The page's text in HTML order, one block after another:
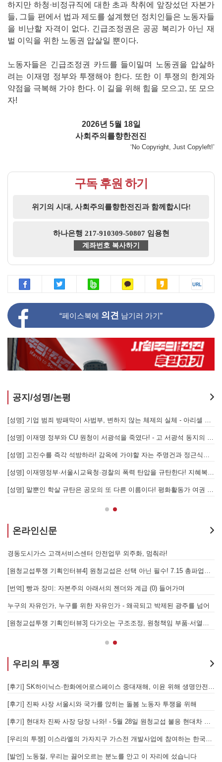
하지만 하청·비정규직에 대한 초과 착취에 앞장섰던 자본가
들, 그들 편에서 법과 제도를 설계했던 정치인들은 노동자들
을 비난할 자격이 없다. 긴급조정권은 공공 복리가 아닌 재
벌 이익을 위한 노동권 압살일 뿐이다.
노동자들은 긴급조정권 카드를 들이밀며 노동권을 압살하
려는 이재명 정부와 투쟁해야 한다. 또한 이 투쟁의 한계와
약점을 극복해 가야 한다. 이 길을 위해 힘을 모으고, 또 모으
자!
2026년 5월 18일
사회주의를향한전진
‘No Copyright, Just Copyleft!’
구독 후원 하기
위기의 시대, 사회주의를향한전진과 함께합시다!
하나은행 217-910309-50807 임용현
계좌번호 복사하기
“페이스북에 의견 남기러 가기”
공지/성명/논평
온라인신문
경동도시가스 고객서비스센터 안전업무 외주화, 멈춰라!
[번역] 빵과 장미: 자본주의 아래서의 젠더와 계급 (0) 들어가며
누구의 자유인가, 누구를 위한 자유인가 - 왜곡되고 박제된 광주를 넘어
우리의 투쟁
[후기] 진짜 사장 서울시와 국가를 앉히는 돌봄 노동자 투쟁을 위해
[발언] 노동절, 우리는 끓어오르는 분노를 안고 이 자리에 섰습니다